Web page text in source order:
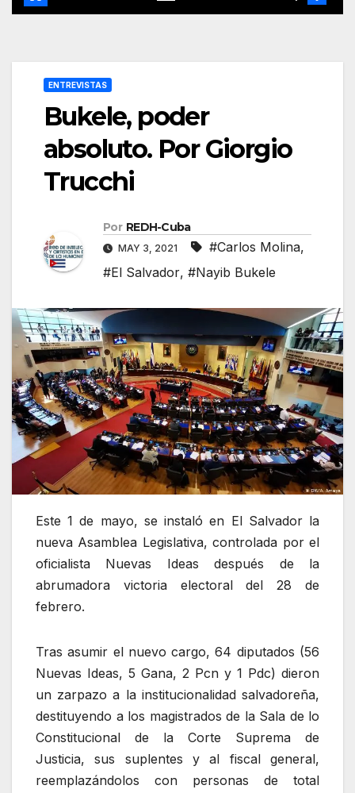
ENTREVISTAS
Bukele, poder
absoluto. Por Giorgio
Trucchi
Por REDH-Cuba
MAY 3, 2021 #Carlos Molina,
#El Salvador, #Nayib Bukele
Este 1 de mayo, se instaló en El Salvador la
nueva Asamblea Legislativa, controlada por el
oficialista Nuevas Ideas después de la
abrumadora victoria electoral del 28 de
febrero.
Tras asumir el nuevo cargo, 64 diputados (56
Nuevas Ideas, 5 Gana, 2 Pcn y 1 Pdc) dieron
un zarpazo a la institucionalidad salvadoreña,
destituyendo a los magistrados de la Sala de lo
Constitucional de la Corte Suprema de
Justicia, sus suplentes y al fiscal general,
reemplazándolos con personas de total